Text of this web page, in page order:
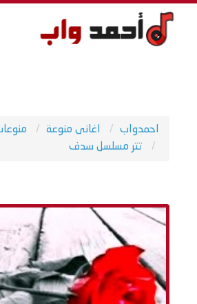
احمدواب اغانى منوعة
تتر مسلسل سدف